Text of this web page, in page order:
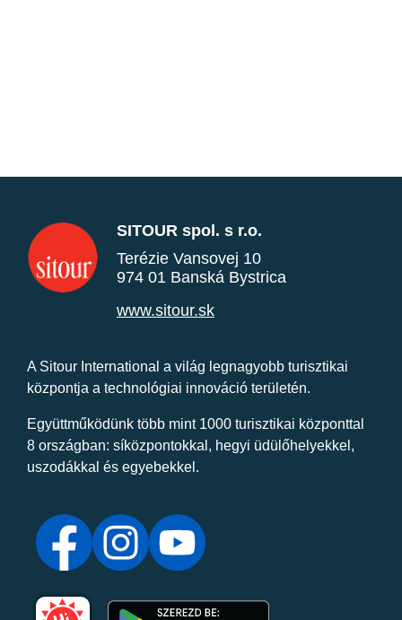
SITOUR spol. s r.o.
Terézie Vansovej 10
974 01 Banská Bystrica
www.sitour.sk
A Sitour International a világ legnagyobb turisztikai
központja a technológiai innováció területén.
Együttműködünk több mint 1000 turisztikai központtal
8 országban: síközpontokkal, hegyi üdülőhelyekkel,
uszodákkal és egyebekkel.